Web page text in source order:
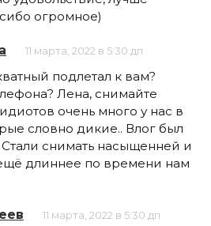
огромное)
11 марта, 2022 в 5:30 дп
подлетал к вам?
Лена, снимайте
очень много у нас в
словно дикие.. Влог был
снимать насыщенней и
длиннее по времени нам
11 марта, 2022 в 5:30 дп